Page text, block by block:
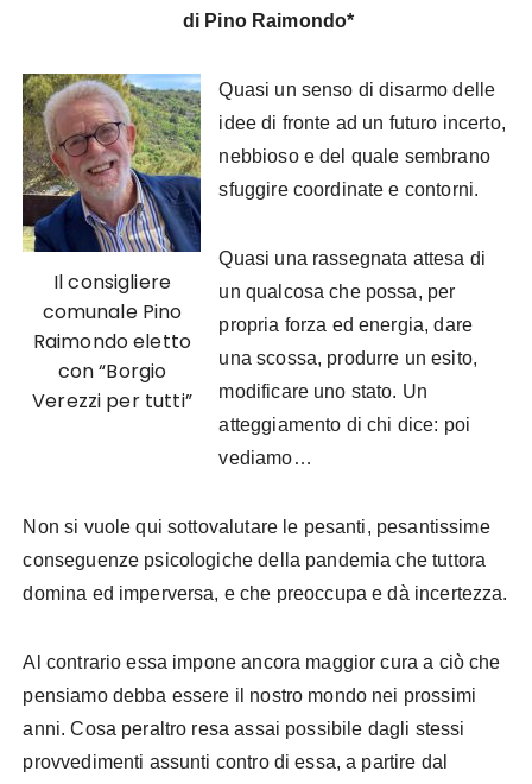
di Pino Raimondo*
Il consigliere
comunale Pino
Raimondo eletto
con “Borgio
Verezzi per tutti”
Quasi un senso di disarmo delle
idee di fronte ad un futuro incerto,
nebbioso e del quale sembrano
sfuggire coordinate e contorni.
Quasi una rassegnata attesa di
un qualcosa che possa, per
propria forza ed energia, dare
una scossa, produrre un esito,
modificare uno stato. Un
atteggiamento di chi dice: poi
vediamo…
Non si vuole qui sottovalutare le pesanti, pesantissime
conseguenze psicologiche della pandemia che tuttora
domina ed imperversa, e che preoccupa e dà incertezza.
Al contrario essa impone ancora maggior cura a ciò che
pensiamo debba essere il nostro mondo nei prossimi
anni. Cosa peraltro resa assai possibile dagli stessi
provvedimenti assunti contro di essa, a partire dal